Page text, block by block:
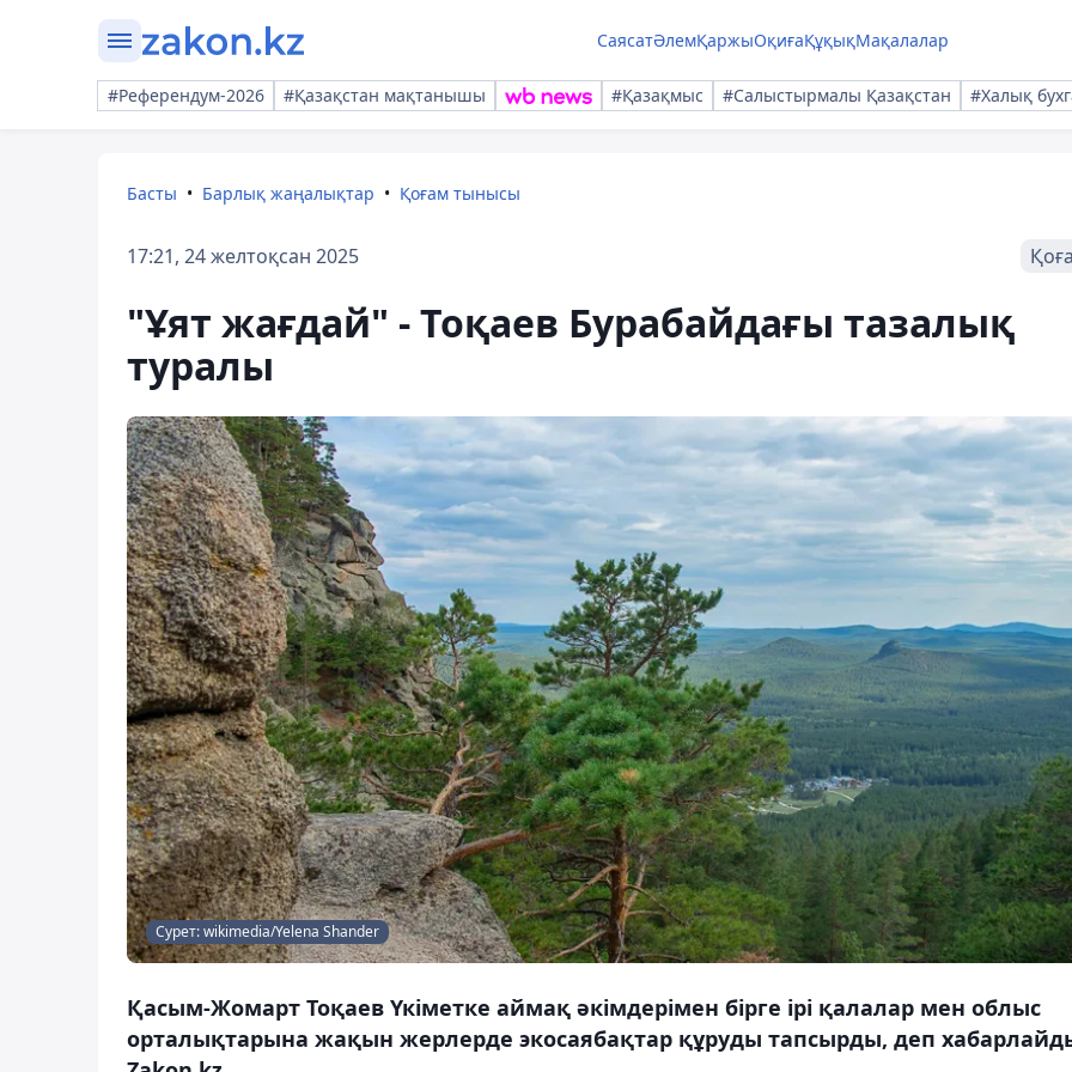
СаясатӘлемҚаржыОқиғаҚұқықМақалалар
#Референдум-2026 #Қазақстан мақтанышы #Қазақмыс #Салыстырмалы Қазақстан #Халық
Басты Барлық жаңалықтар Қоғам тынысы
17:21, 24 желтоқсан 2025
"Ұят жағдай" - Тоқаев Бурабайдағы тазалық
туралы
Сурет: wikimedia/Yelena Shander
Қасым-Жомарт Тоқаев Үкіметке аймақ әкімдерімен бірге ірі қалалар мен облыс
орталықтарына жақын жерлерде экосаябақтар құруды тапсырды, деп